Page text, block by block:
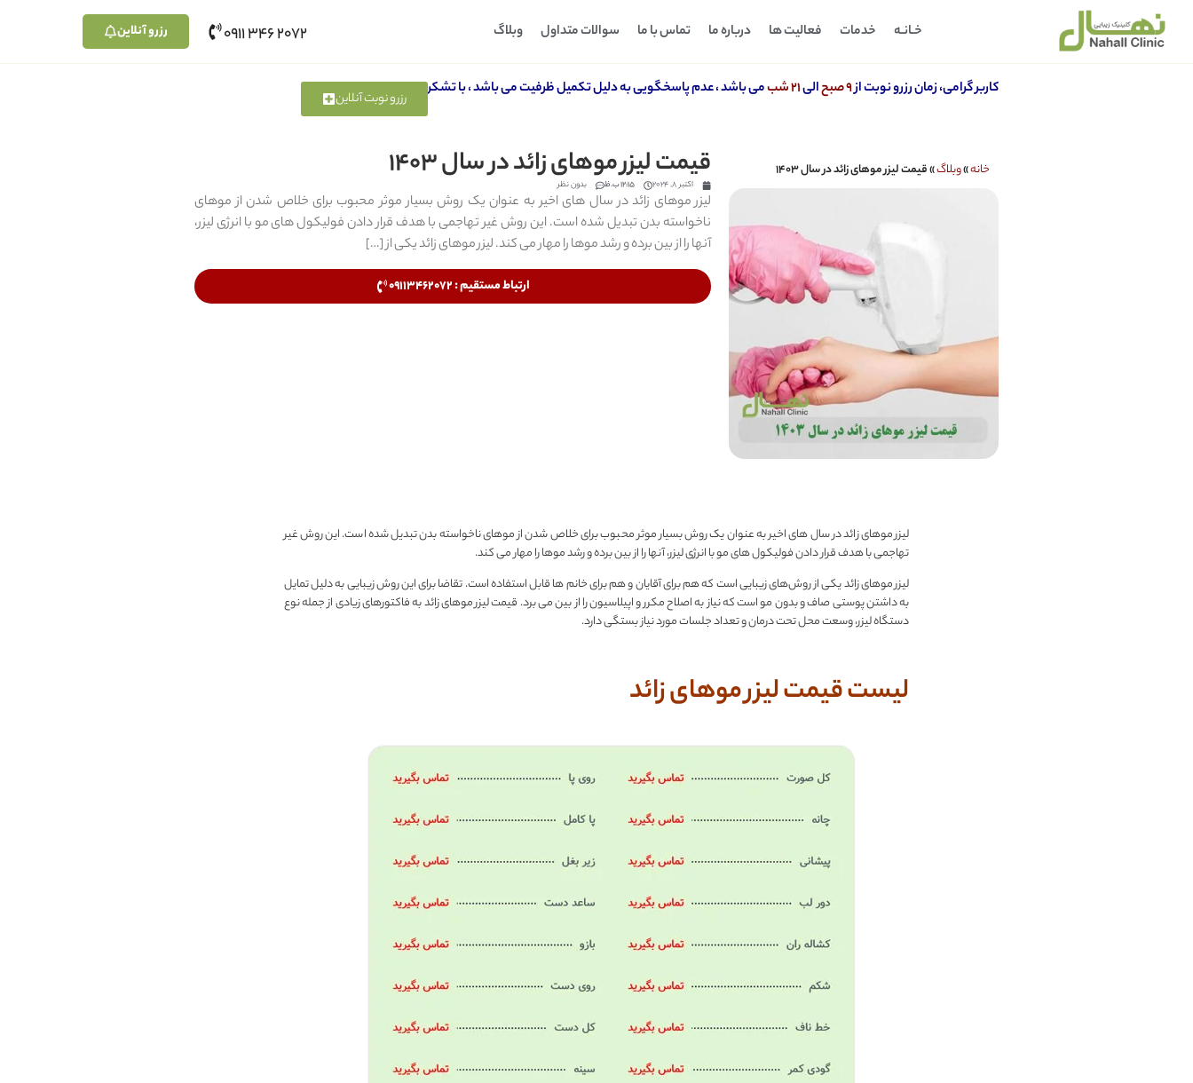
خـانـه خدمات فعالیت ها درباره ما تماس با ما سوالات متداول وبلاگ 2072 346 0911 رزرو آنلاین
کاربر گرامی، زمان رزرو نوبت از9 صبح الی21 شب می باشد ، عدم پاسخگویی به دلیل تکمیل ظرفیت می باشد ، با تشکر رزرو نوبت آنلاین
خانه»وبلاگ»قیمت لیزر موهای زائد در سال 1403 قیمت لیزر موهای زائد در سال 1403
اکتبر 8, 2024 12:15 ب.ظ بدون نظر
لیزر موهای زائد در سال های اخیر به عنوان یک روش بسیار موثر محبوب برای خلاص شدن از موهای
ناخواسته بدن تبدیل شده است. این روش غیر تهاجمی با هدف قرار دادن فولیکول های مو با انرژی لیزر،
آنها را از بین برده و رشد موها را مهار می کند. لیزر موهای زائد یکی از […]
ارتباط مستقیم : 09113462072
لیزر موهای زائد در سال های اخیر به عنوان یک روش بسیار موثر محبوب برای خلاص شدن از موهای ناخواسته بدن تبدیل شده است. این روش غیر
تهاجمی با هدف قرار دادن فولیکول های مو با انرژی لیزر، آنها را از بین برده و رشد موها را مهار می کند.
لیزر موهای زائد یکی از روش‌های زیبایی است که هم برای آقایان و هم برای خانم‌ ها قابل استفاده است. تقاضا برای این روش زیبایی به دلیل تمایل
به داشتن پوستی صاف و بدون مو است که نیاز به اصلاح مکرر و اپیلاسیون را از بین می برد. قیمت لیزر موهای زائد به فاکتورهای زیادی از جمله نوع
دستگاه لیزر، وسعت محل تحت درمان و تعداد جلسات مورد نیاز بستگی دارد.
لیست قیمت لیزر موهای زائد